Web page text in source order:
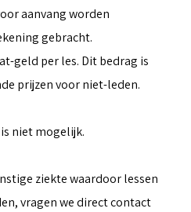
aanvang worden
gebracht.
geld per les. Dit bedrag is
prijzen voor niet-leden.
niet mogelijk.
ziekte waardoor lessen
vragen we direct contact